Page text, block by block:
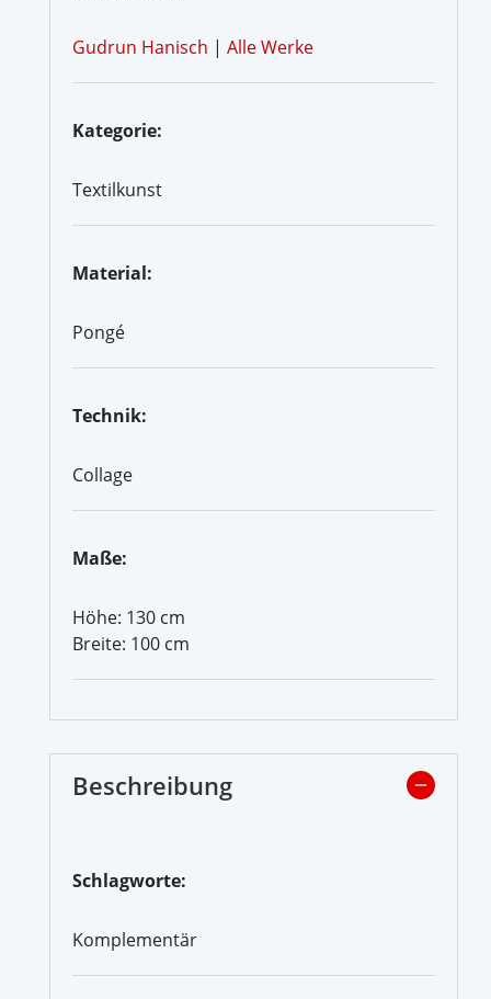
Gudrun Hanisch | Alle Werke
Kategorie:
Textilkunst
Material:
Pongé
Technik:
Collage
Maße:
Höhe: 130 cm
Breite: 100 cm
Beschreibung
Schlagworte:
Komplementär